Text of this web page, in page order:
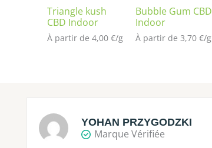
Triangle kush
CBD Indoor
À partir de 4,00 €/g
Bubble Gum CBD
Indoor
À partir de 3,70 €/g
YOHAN PRZYGODZKI
Marque Vérifiée